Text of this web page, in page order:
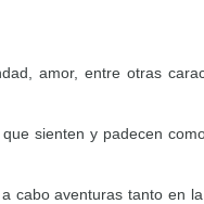
amor, entre otras
sienten y padecen
cabo aventuras tanto en